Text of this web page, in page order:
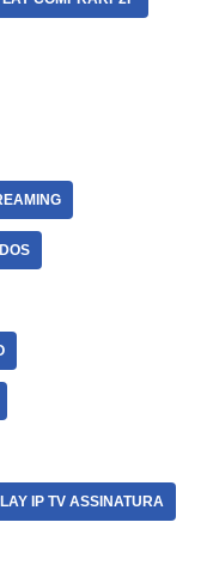
IP TV ASSINATURA